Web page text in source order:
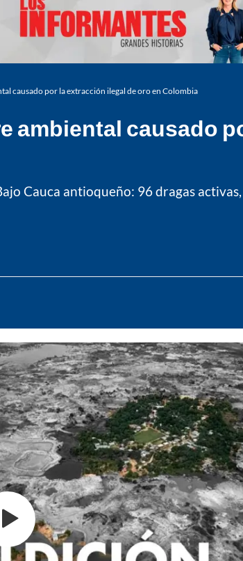
causado por la extracción ilegal de oro en Colombia
ambiental causado
Cauca antioqueño: 96 dragas